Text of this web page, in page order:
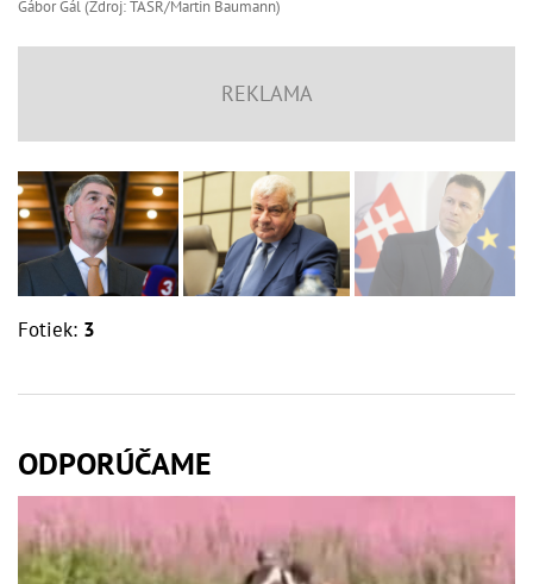
Gábor Gál (Zdroj: TASR/Martin Baumann)
Fotiek: 3
ODPORÚČAME